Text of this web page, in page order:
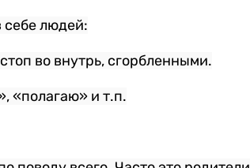
себе людей:
во внутрь, сгорбленными.
«полагаю» и т.п.